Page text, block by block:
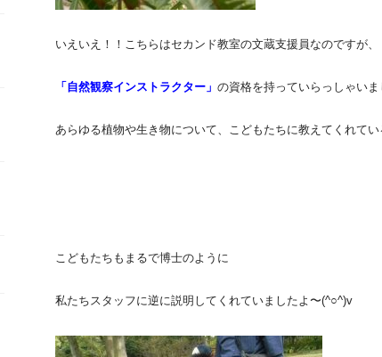
いえいえ！！こちらはセカンド教室の文蔵支援員なのですが、
「自然観察インストラクター」 の資格を持っていらっしゃいま
あらゆる植物や生き物について、こどもたちに教えてくれて
こどもたちもまるで博士のように
私たちスタッフに逆に説明してくれていましたよ〜(^○^)v